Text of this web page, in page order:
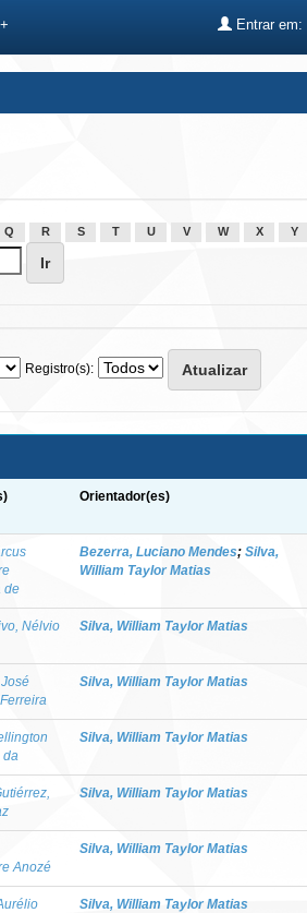
Entrar em:
Q R S T U V W X Y
Registro(s):
Orientador(es)
de
Bezerra, Luciano Mendes; Silva,
William Taylor Matias
Nélvio Silva, William Taylor Matias
Silva, William Taylor Matias
da
Silva, William Taylor Matias
Silva, William Taylor Matias
Anozé
Silva, William Taylor Matias
Silva, William Taylor Matias